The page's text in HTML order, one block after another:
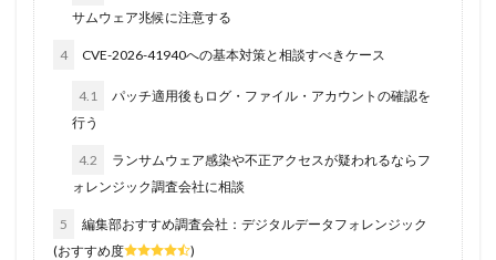
サムウェア兆候に注意する
4 CVE-2026-41940への基本対策と相談すべきケース
4.1
パッチ適用後もログ・ファイル・アカウントの確認を
行う
4.2
ランサムウェア感染や不正アクセスが疑われるならフ
ォレンジック調査会社に相談
5
編集部おすすめ調査会社：デジタルデータフォレンジック
(おすすめ度
)